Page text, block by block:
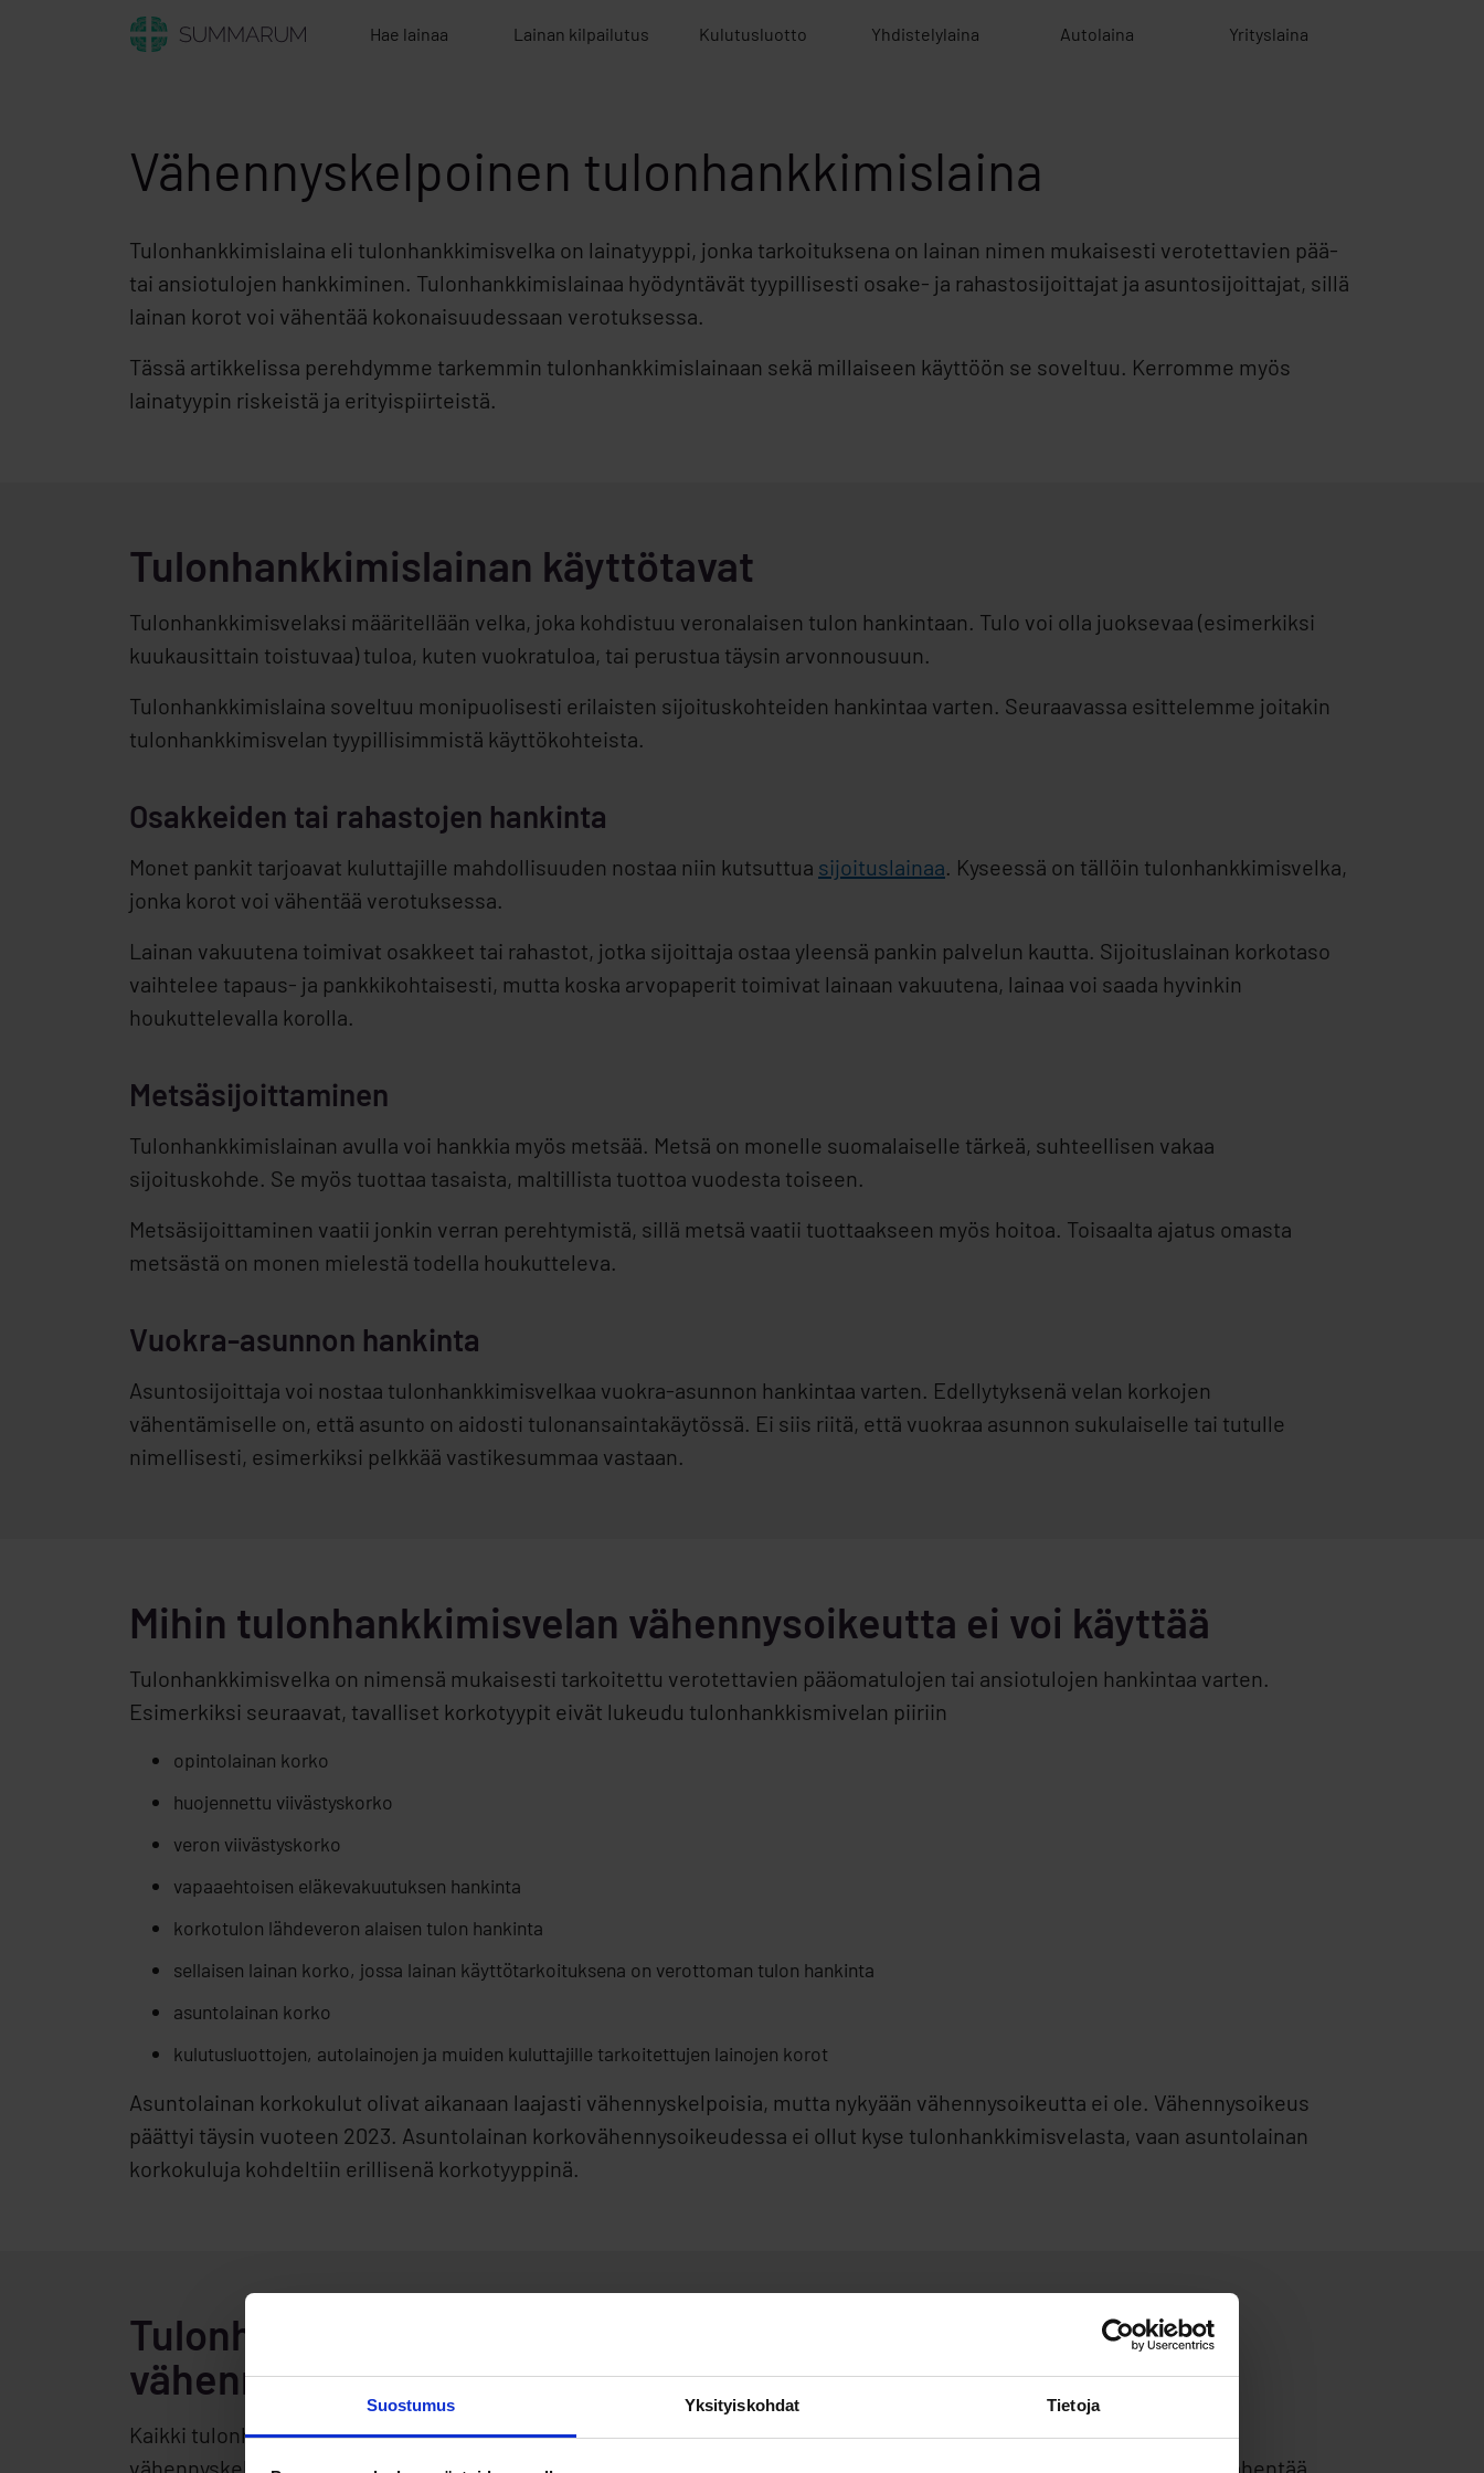
Suostumus Yksityiskohdat Tietoja
Hae lainaa Lainan kilpailutus Kulutusluotto Yhdistelylaina Autolaina Yrityslaina
Vähennyskelpoinen tulonhankkimislaina
Tulonhankkimislaina eli tulonhankkimisvelka on lainatyyppi, jonka tarkoituksena on lainan nimen mukaisesti verotettavien pää-
tai ansiotulojen hankkiminen. Tulonhankkimislainaa hyödyntävät tyypillisesti osake- ja rahastosijoittajat ja asuntosijoittajat, sillä
lainan korot voi vähentää kokonaisuudessaan verotuksessa.
Tässä artikkelissa perehdymme tarkemmin tulonhankkimislainaan sekä millaiseen käyttöön se soveltuu. Kerromme myös
lainatyypin riskeistä ja erityispiirteistä.
Tulonhankkimislainan käyttötavat
Tulonhankkimisvelaksi määritellään velka, joka kohdistuu veronalaisen tulon hankintaan. Tulo voi olla juoksevaa (esimerkiksi
kuukausittain toistuvaa) tuloa, kuten vuokratuloa, tai perustua täysin arvonnousuun.
Tulonhankkimislaina soveltuu monipuolisesti erilaisten sijoituskohteiden hankintaa varten. Seuraavassa esittelemme joitakin
tulonhankkimisvelan tyypillisimmistä käyttökohteista.
Osakkeiden tai rahastojen hankinta
Monet pankit tarjoavat kuluttajille mahdollisuuden nostaa niin kutsuttua sijoituslainaa. Kyseessä on tällöin tulonhankkimisvelka,
jonka korot voi vähentää verotuksessa.
Lainan vakuutena toimivat osakkeet tai rahastot, jotka sijoittaja ostaa yleensä pankin palvelun kautta. Sijoituslainan korkotaso
vaihtelee tapaus- ja pankkikohtaisesti, mutta koska arvopaperit toimivat lainaan vakuutena, lainaa voi saada hyvinkin
houkuttelevalla korolla.
Metsäsijoittaminen
Tulonhankkimislainan avulla voi hankkia myös metsää. Metsä on monelle suomalaiselle tärkeä, suhteellisen vakaa
sijoituskohde. Se myös tuottaa tasaista, maltillista tuottoa vuodesta toiseen.
Metsäsijoittaminen vaatii jonkin verran perehtymistä, sillä metsä vaatii tuottaakseen myös hoitoa. Toisaalta ajatus omasta
metsästä on monen mielestä todella houkutteleva.
Vuokra-asunnon hankinta
Asuntosijoittaja voi nostaa tulonhankkimisvelkaa vuokra-asunnon hankintaa varten. Edellytyksenä velan korkojen
vähentämiselle on, että asunto on aidosti tulonansaintakäytössä. Ei siis riitä, että vuokraa asunnon sukulaiselle tai tutulle
nimellisesti, esimerkiksi pelkkää vastikesummaa vastaan.
Mihin tulonhankkimisvelan vähennysoikeutta ei voi käyttää
Tulonhankkimisvelka on nimensä mukaisesti tarkoitettu verotettavien pääomatulojen tai ansiotulojen hankintaa varten.
Esimerkiksi seuraavat, tavalliset korkotyypit eivät lukeudu tulonhankkismivelan piiriin
opintolainan korko
huojennettu viivästyskorko
veron viivästyskorko
vapaaehtoisen eläkevakuutuksen hankinta
korkotulon lähdeveron alaisen tulon hankinta
sellaisen lainan korko, jossa lainan käyttötarkoituksena on verottoman tulon hankinta
asuntolainan korko
kulutusluottojen, autolainojen ja muiden kuluttajille tarkoitettujen lainojen korot
Asuntolainan korkokulut olivat aikanaan laajasti vähennyskelpoisia, mutta nykyään vähennysoikeutta ei ole. Vähennysoikeus
päättyi täysin vuoteen 2023. Asuntolainan korkovähennysoikeudessa ei ollut kyse tulonhankkimisvelasta, vaan asuntolainan
korkokuluja kohdeltiin erillisenä korkotyyppinä.
Tulonhankkimisvelan korot ovat kokonaisuudessaan
vähennyskelpoisia
Kaikki tulonhankkimisvelan korot ja tulonhankkimisvelkaan kuuluvat liitännäiskulut kuten lainan avausmaksu ovat
vähennyskelpoisia verotuksessa. Korot vähennetään ensisijaisesti pääomatuloista, mutta tarvittaessa ne voidaan vähentää